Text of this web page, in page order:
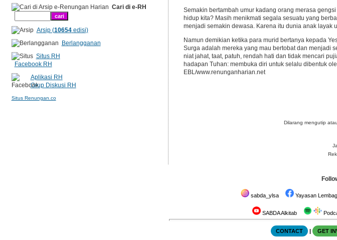
Semakin bertambah umur kadang orang merasa
hidup kita? Masih menikmati segala sesuatu yang
menjadi semakin dewasa. Karena itu dunia anak layak
Namun demikian ketika para murid bertanya kepada
Surga adalah mereka yang mau bertobat dan menjadi
niat jahat, taat, patuh, rendah hati dan tidak mencari
hadapan Tuhan: membuka diri untuk selalu dibentuk
EBL/www.renunganharian.net
Dilarang mengutip
Cari di e-RH
Arsip (10654edisi)
Berlangganan
Situs RH
Facebook RH
Aplikasi RH
Grup Diskusi RH
Situs Renungan.co
sabda_ylsa Yayasan
SABDA Alkitab
CONTACT | GET